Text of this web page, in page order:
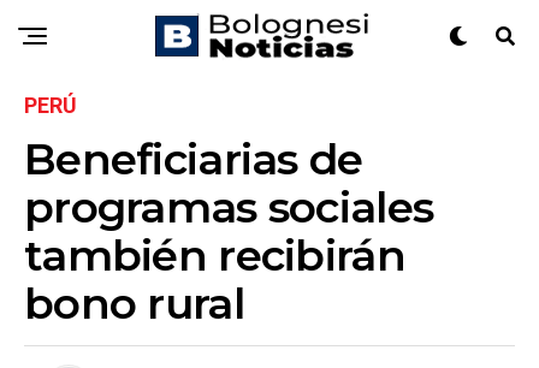
PERÚ
Beneficiarias de
programas sociales
también recibirán
bono rural